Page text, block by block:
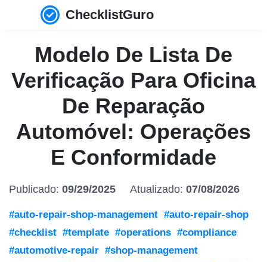
ChecklistGuro
Modelo De Lista De
Verificação Para Oficina
De Reparação
Automóvel: Operações
E Conformidade
Publicado: 09/29/2025 Atualizado: 07/08/2026
#auto-repair-shop-management #auto-repair-shop
#checklist #template #operations #compliance
#automotive-repair #shop-management